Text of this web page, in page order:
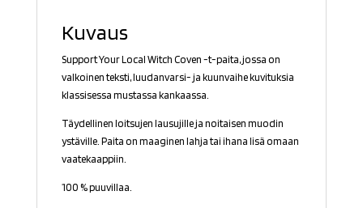
Kuvaus
Support Your Local Witch Coven -t-paita, jossa on
valkoinen teksti, luudanvarsi- ja kuunvaihe kuvituksia
klassisessa mustassa kankaassa.
Täydellinen loitsujen lausujille ja noitaisen muodin
ystäville. Paita on maaginen lahja tai ihana lisä omaan
vaatekaappiin.
100 % puuvillaa.